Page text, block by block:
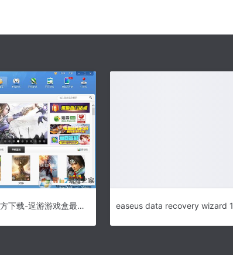
逗游游戏盒客户端官方下载-逗游游戏盒最新版 v4.0.5.20605电脑版下载